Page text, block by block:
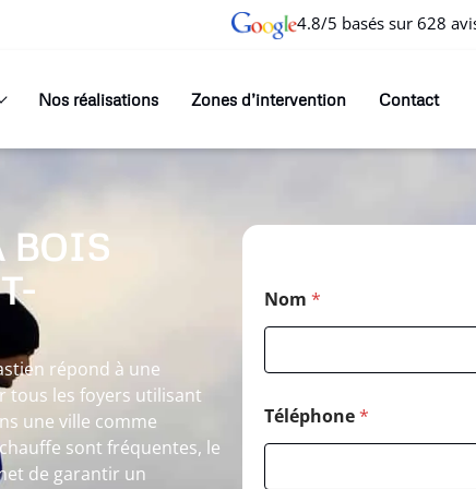
4.8/5 basés sur 628
Nos réalisations Zones d’intervention Contact
BOIS
répond à une
tous les foyers utilisant
une ville comme
sont fréquentes, le
de garantir un
Nom *
Téléphone*